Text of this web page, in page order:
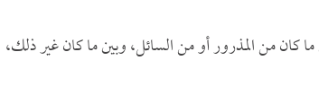
كان من المذرور أو من السائل، وبين ما كان غير ذلك،